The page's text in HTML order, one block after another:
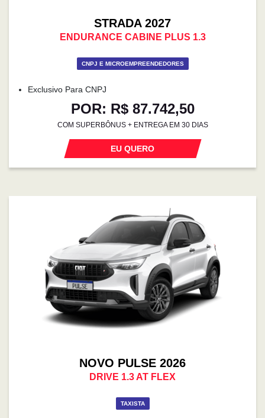
STRADA 2027
ENDURANCE CABINE PLUS 1.3
CNPJ E MICROEMPREENDEDORES
Exclusivo Para CNPJ
POR: R$ 87.742,50
COM SUPERBÔNUS + ENTREGA EM 30 DIAS
EU QUERO
NOVO PULSE 2026
DRIVE 1.3 AT FLEX
TAXISTA